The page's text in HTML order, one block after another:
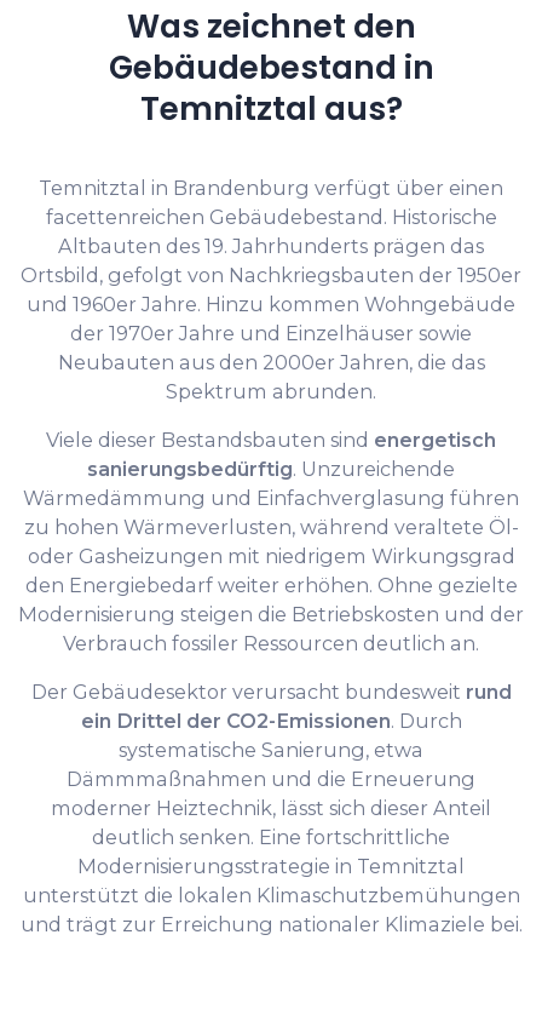
Was zeichnet den
Gebäudebestand in
Temnitztal aus?
Temnitztal in Brandenburg verfügt über einen
facettenreichen Gebäudebestand. Historische
Altbauten des 19. Jahrhunderts prägen das
Ortsbild, gefolgt von Nachkriegsbauten der 1950er
und 1960er Jahre. Hinzu kommen Wohngebäude
der 1970er Jahre und Einzelhäuser sowie
Neubauten aus den 2000er Jahren, die das
Spektrum abrunden.
Viele dieser Bestandsbauten sind energetisch
sanierungsbedürftig. Unzureichende
Wärmedämmung und Einfachverglasung führen
zu hohen Wärmeverlusten, während veraltete Öl-
oder Gasheizungen mit niedrigem Wirkungsgrad
den Energiebedarf weiter erhöhen. Ohne gezielte
Modernisierung steigen die Betriebskosten und der
Verbrauch fossiler Ressourcen deutlich an.
Der Gebäudesektor verursacht bundesweit rund
ein Drittel der CO2-Emissionen. Durch
systematische Sanierung, etwa
Dämmmaßnahmen und die Erneuerung
moderner Heiztechnik, lässt sich dieser Anteil
deutlich senken. Eine fortschrittliche
Modernisierungsstrategie in Temnitztal
unterstützt die lokalen Klimaschutzbemühungen
und trägt zur Erreichung nationaler Klimaziele bei.